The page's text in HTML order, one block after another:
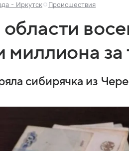
- Иркутск Происшествия
миллиона за
сибирячка из